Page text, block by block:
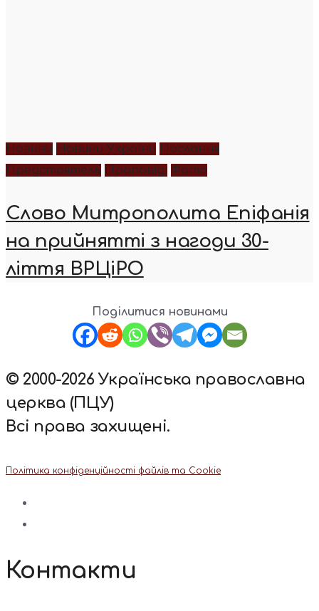
Новини Новини України
Послання
Предстоятель
Проповіді Фото
Слово Митрополита Епіфанія
на прийнятті з нагоди 30-
ліття ВРЦіРО
Поділитися новинами
© 2000-2026 Українська православна
церква (ПЦУ)
Всі права захищені.
Політика конфіденційності файлів та Cookie
Контакти